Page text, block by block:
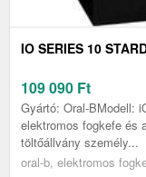
IO SERIES 10
109 090 Ft
Gyártó: Oral-BModell:
elektromos fogkefe és
töltőállvány személy...
oral-b, elektromos